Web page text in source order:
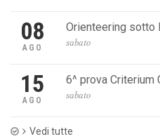
08
AGO
Orienteering sotto
sabato
15
AGO
6^ prova Criterium
sabato
Vedi tutte